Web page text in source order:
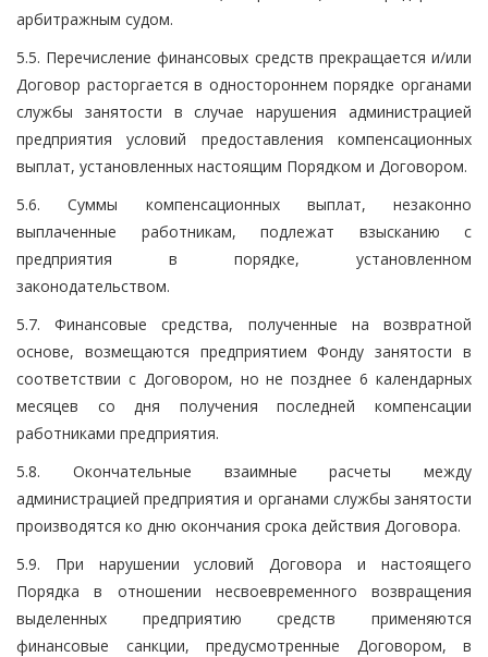
арбитражным судом.
5.5. Перечисление финансовых средств прекращается и/или
Договор расторгается в одностороннем порядке органами
службы занятости в случае нарушения администрацией
предприятия условий предоставления компенсационных
выплат, установленных настоящим Порядком и Договором.
5.6. Суммы компенсационных выплат, незаконно
выплаченные работникам, подлежат взысканию с
предприятия в порядке, установленном
законодательством.
5.7. Финансовые средства, полученные на возвратной
основе, возмещаются предприятием Фонду занятости в
соответствии с Договором, но не позднее 6 календарных
месяцев со дня получения последней компенсации
работниками предприятия.
5.8. Окончательные взаимные расчеты между
администрацией предприятия и органами службы занятости
производятся ко дню окончания срока действия Договора.
5.9. При нарушении условий Договора и настоящего
Порядка в отношении несвоевременного возвращения
выделенных предприятию средств применяются
финансовые санкции, предусмотренные Договором, в